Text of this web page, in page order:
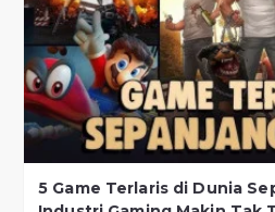
5 Game Terlaris di Dunia